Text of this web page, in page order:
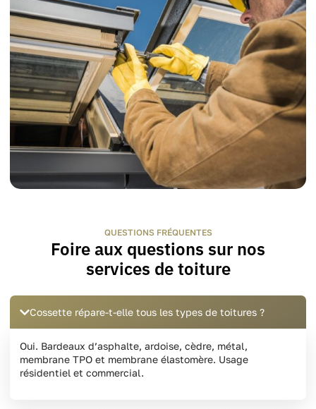
QUESTIONS FRÉQUENTES
Foire aux questions sur nos
services de toiture
Cossette répare-t-elle tous les types de toitures ?
Oui. Bardeaux d’asphalte, ardoise, cèdre, métal,
membrane TPO et membrane élastomère. Usage
résidentiel et commercial.